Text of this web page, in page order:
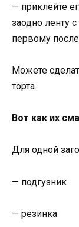
— приклейте
заодно ленту
первому после
Можете
торта.
Вот как их
Для одной
— подгузник
— резинка